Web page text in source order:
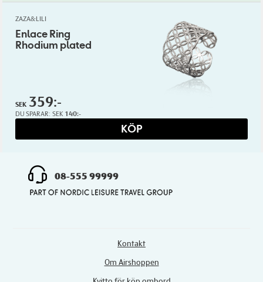
ZAZA&LILI
Enlace Ring
Rhodium plated
SEK 359:-
DU SPARAR: SEK 140:-
KÖP
08-555 99999
Kontakt
Om Airshoppen